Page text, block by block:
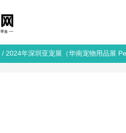
/ 2024年深圳亚宠展（华南宠物用品展